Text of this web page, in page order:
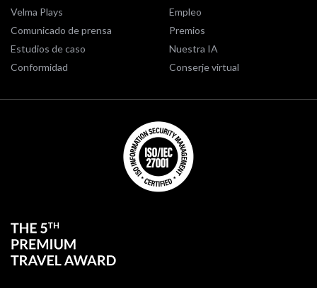
Velma Plays
Comunicado de prensa
Estudios de caso
Conformidad
Empleo
Premios
Nuestra IA
Conserje virtual